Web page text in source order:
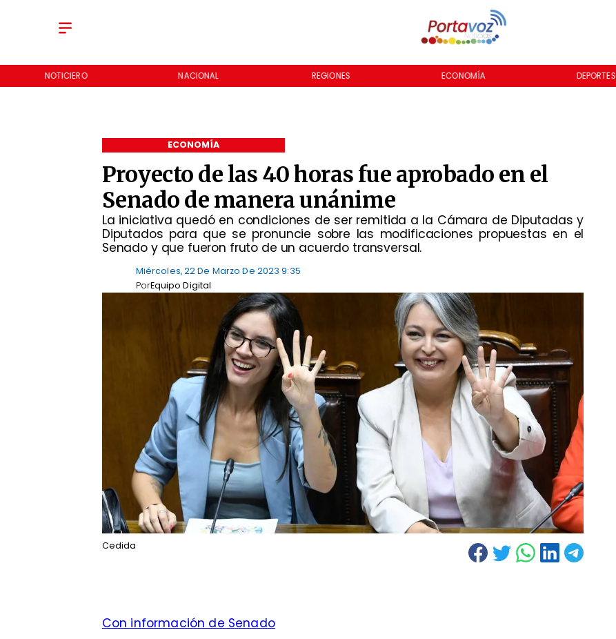
NOTICIERO NACIONAL REGIONES ECONOMÍA DEPORTES
Proyecto de las 40 horas fue aprobado en el
Senado de manera unánime
La iniciativa quedó en condiciones de ser remitida a la Cámara de Diputadas y
Diputados para que se pronuncie sobre las modificaciones propuestas en el
Senado y que fueron fruto de un acuerdo transversal.
ECONOMÍA
Miércoles, 22 De Marzo De 2023 9:35
Equipo Digital
Por
Cedida
Con información de Senado